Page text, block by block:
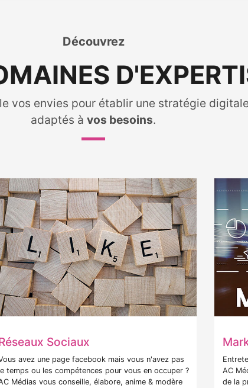
Découvrez
vos envies pour établir une stratégie
adaptés à vos besoins.
Sociaux
avez une page facebook mais vous n'avez pas
temps ou les compétences pour vous en occuper ?
Médias vous conseille, élabore, anime & modère
AC
de la